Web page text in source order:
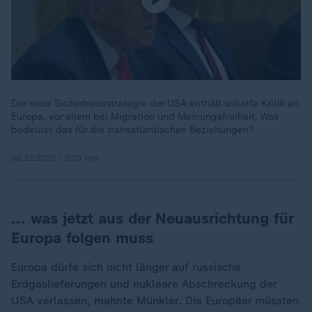
Die neue Sicherheitsstrategie der USA enthält scharfe Kritik an
Europa, vor allem bei Migration und Meinungsfreiheit. Was
bedeutet das für die transatlantischen Beziehungen?
... was jetzt aus der Neuausrichtung für
Europa folgen muss
Europa dürfe sich nicht länger auf russische
Erdgaslieferungen und nukleare Abschreckung der
USA verlassen, mahnte Münkler. Die Europäer müssten